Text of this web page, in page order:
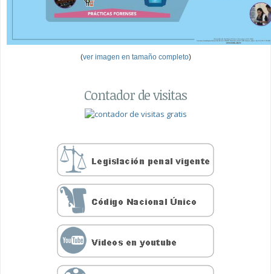
(ver imagen en tamaño completo)
Contador de visitas